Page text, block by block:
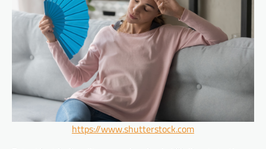
https://www.shutterstock.com